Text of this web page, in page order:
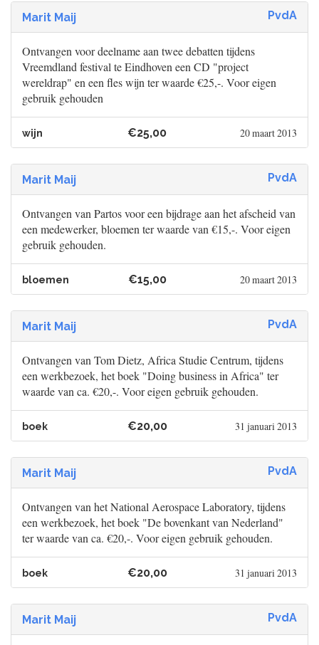
Marit Maij PvdA
Ontvangen voor deelname aan twee debatten tijdens
Vreemdland festival te Eindhoven een CD "project
wereldrap" en een fles wijn ter waarde €25,-. Voor eigen
gebruik gehouden
wijn €25,00 20 maart 2013
Marit Maij PvdA
Ontvangen van Partos voor een bijdrage aan het afscheid van
een medewerker, bloemen ter waarde van €15,-. Voor eigen
gebruik gehouden.
bloemen €15,00 20 maart 2013
Marit Maij PvdA
Ontvangen van Tom Dietz, Africa Studie Centrum, tijdens
een werkbezoek, het boek "Doing business in Africa" ter
waarde van ca. €20,-. Voor eigen gebruik gehouden.
boek €20,00 31 januari 2013
Marit Maij PvdA
Ontvangen van het National Aerospace Laboratory, tijdens
een werkbezoek, het boek "De bovenkant van Nederland"
ter waarde van ca. €20,-. Voor eigen gebruik gehouden.
boek €20,00 31 januari 2013
Marit Maij PvdA